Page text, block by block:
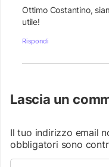
Ottimo Costantino,
utile!
Rispondi
Lascia un
Il tuo indirizzo email
obbligatori sono